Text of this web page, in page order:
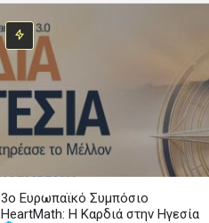
3ο Ευρωπαϊκό Συμπόσιο
HeartMath: Η Καρδιά στην Ηγεσία